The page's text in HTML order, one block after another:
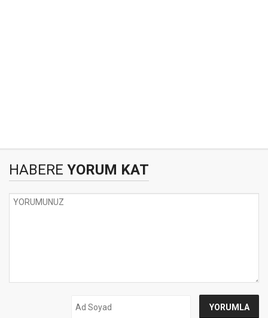
HABERE YORUM KAT